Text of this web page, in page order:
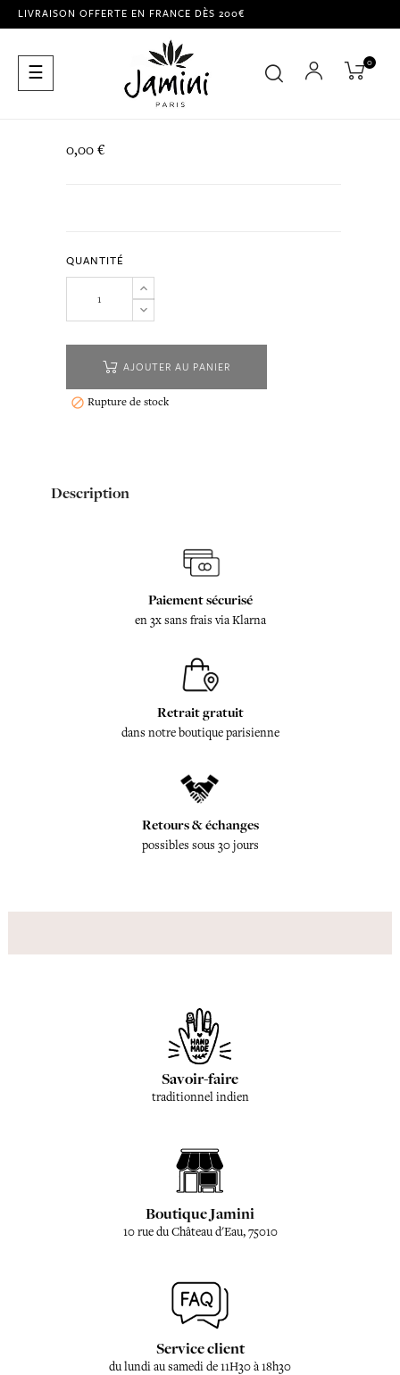
LIVRAISON OFFERTE EN FRANCE DÈS 200€
Basculer
la
☰ 0
0,00 €
QUANTITÉ
AJOUTER AU PANIER
 Rupture de stock
Description
Paiement sécurisé
en 3x sans frais via Klarna
Retrait gratuit
dans notre boutique parisienne
Retours & échanges
possibles sous 30 jours
Savoir-faire
traditionnel indien
Boutique Jamini
10 rue du Château d'Eau, 75010
Service client
du lundi au samedi de 11H30 à 18h30